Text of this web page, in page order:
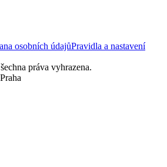
osobních údajůPravidla a nastavení
práva vyhrazena.